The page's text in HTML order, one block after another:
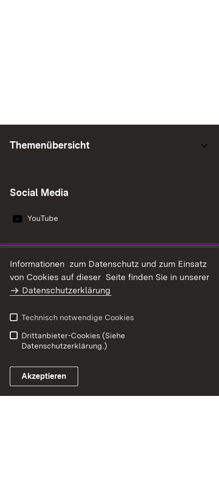
Themenübersicht
Social Media
YouTube
Impressum
Datenschutz
Erklärung zur
Barrierefreiheit
Benutzungshinweise
Ernährung - Ländlicher
Informationen zum Datenschutz und zum Einsatz
von Cookies auf dieser Seite finden Sie in unserer
Datenschutzerklärung
Technisch notwendige Cookies
Drittanbieter-Cookies (Siehe
Datenschutzerklärung.)
Akzeptieren